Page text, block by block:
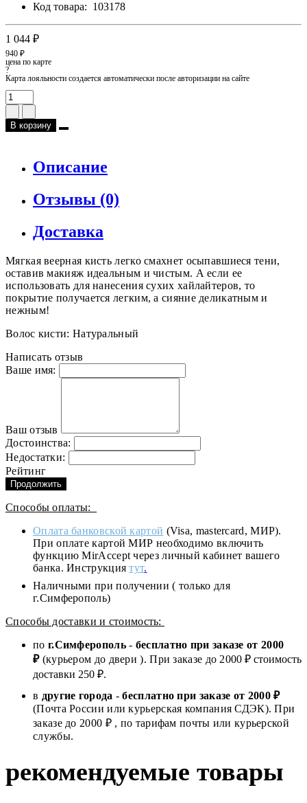
Код товара: 103178
1 044 ₽
940 ₽
цена по карте
?
Карта лояльности создается автоматически после авторизации на сайте
В корзину
Описание
Отзывы (0)
Доставка
Мягкая веерная кисть легко смахнет осыпавшиеся тени,
оставив макияж идеальным и чистым. А если ее
использовать для нанесения сухих хайлайтеров, то
покрытие получается легким, а сияние деликатным и
нежным!
Волос кисти: Натуральный
Написать отзыв
Ваше имя:
Ваш отзыв
Достоинства:
Недостатки:
Рейтинг
Продолжить
Способы оплаты:
Оплата банковской картой (Visa, mastercard, МИР).
При оплате картой МИР необходимо включить
функцию MirAccept через личный кабинет вашего
банка. Инструкциятут.
Наличными при получении ( только для
г.Симферополь)
Способы доставки и стоимость:
по г.Симферополь- бесплатно при заказе от 2000
₽(курьером до двери ). При заказе до 2000 ₽ стоимость
доставки 250 ₽.
в другие города -бесплатно при заказе от 2000 ₽
(Почта России или курьерская компания СДЭК). При
заказе до 2000 ₽ , по тарифам почты или курьерской
службы.
рекомендуемые товары